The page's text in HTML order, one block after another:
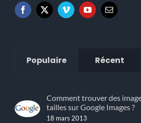
Populaire Récent
Comment trouver des
tailles sur Google Images ?
18 mars 2013